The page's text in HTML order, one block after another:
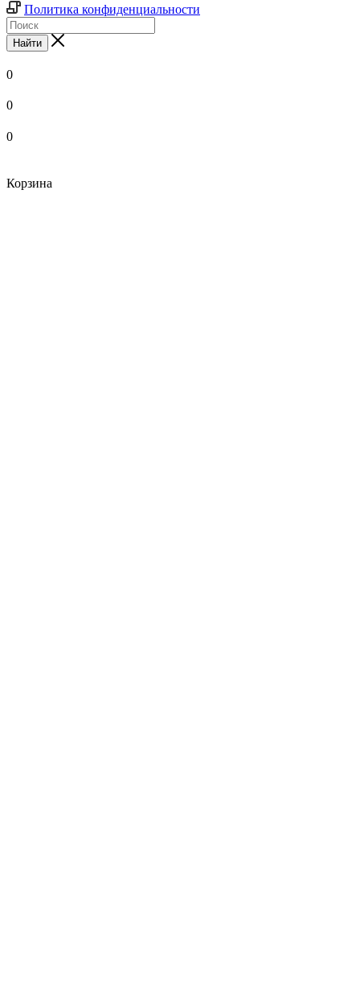
Политика конфиденциальности
Найти
0
0
0
Корзина